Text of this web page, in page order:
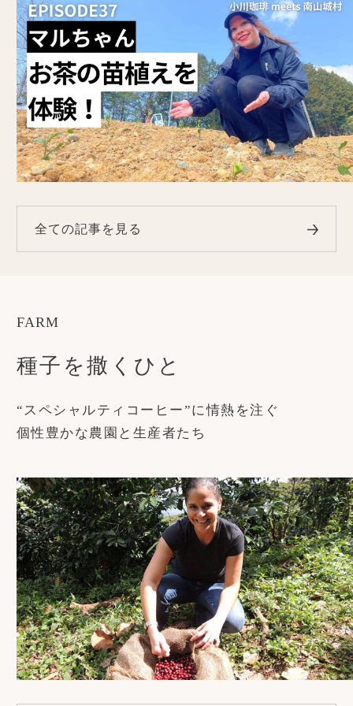
全ての記事を見る
FARM
種子を撒くひと
“スペシャルティコーヒー”に情熱を注ぐ
個性豊かな農園と生産者たち